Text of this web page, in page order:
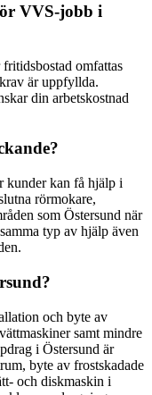
VVS‑jobb i
omfattas
är uppfyllda.
din arbetskostnad
kunder kan få hjälp i
rörmokare,
som Östersund när
typ av hjälp även
och byte av
samt mindre
i Östersund är
byte av frostskadade
och diskmaskin i